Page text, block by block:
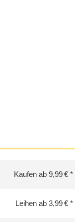
Kaufen ab 9,99 €
Leihen ab 3,99 €